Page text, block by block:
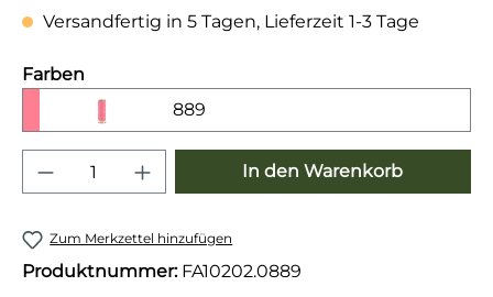
Versandfertig in 5 Tagen, Lieferzeit 1-3 Tage
Farben
889
Produkt Anzahl: Gib den
In den Warenkorb
Zum Merkzettel hinzufügen
Produktnummer: FA10202.0889